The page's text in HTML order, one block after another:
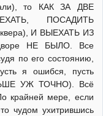
то КАК ЗА ДВЕ
ПОСАДИТЬ
И ВЫЕХАТЬ ИЗ
НЕ БЫЛО. Все
по его состоянию,
я ошибся, пусть
УЖ ТОЧНО). Всё
крайней мере, если
чудом ухитрившись